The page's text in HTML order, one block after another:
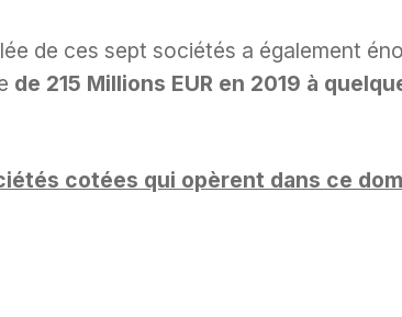
de ces sept sociétés a également
de 215 Millions EUR en 2019 à
cotées qui opèrent dans ce